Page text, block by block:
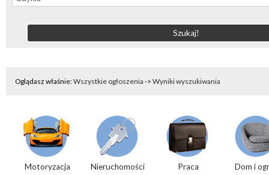
Oglądasz właśnie:Wszystkie ogłoszenia -> Wyniki wyszukiwania
Motoryzacja Nieruchomości Praca Dom i